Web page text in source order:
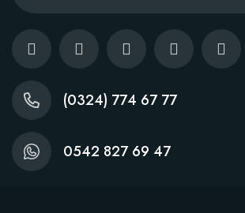
(0324) 774 67 77
0542 827 69 47